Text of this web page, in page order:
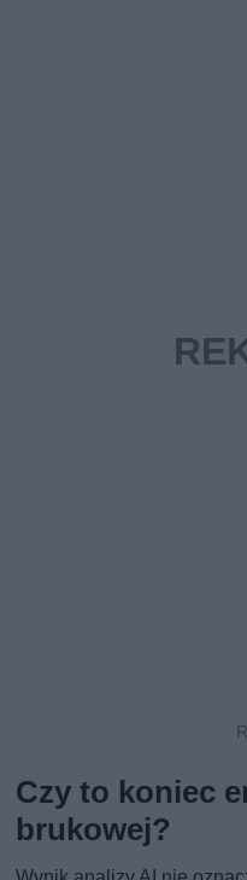
Czy to koniec
brukowej?